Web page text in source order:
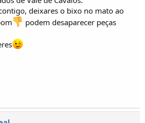
deixares o bixo no mato ao
podem desaparecer peças